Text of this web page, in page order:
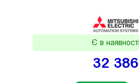
Є в
32 386